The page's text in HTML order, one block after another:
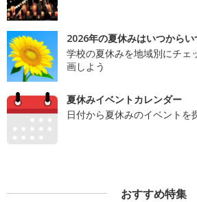
2026年の夏休みはいつからい
学校の夏休みを地域別にチェ
画しよう
夏休みイベントカレンダー
日付から夏休みのイベントを
おすすめ特集